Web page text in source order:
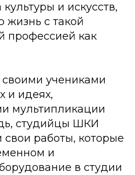
и искусств,
жизнь с такой
профессией как
учениками
и идеях,
мультипликации
студийцы ШКИ
работы, которые
и
в студии